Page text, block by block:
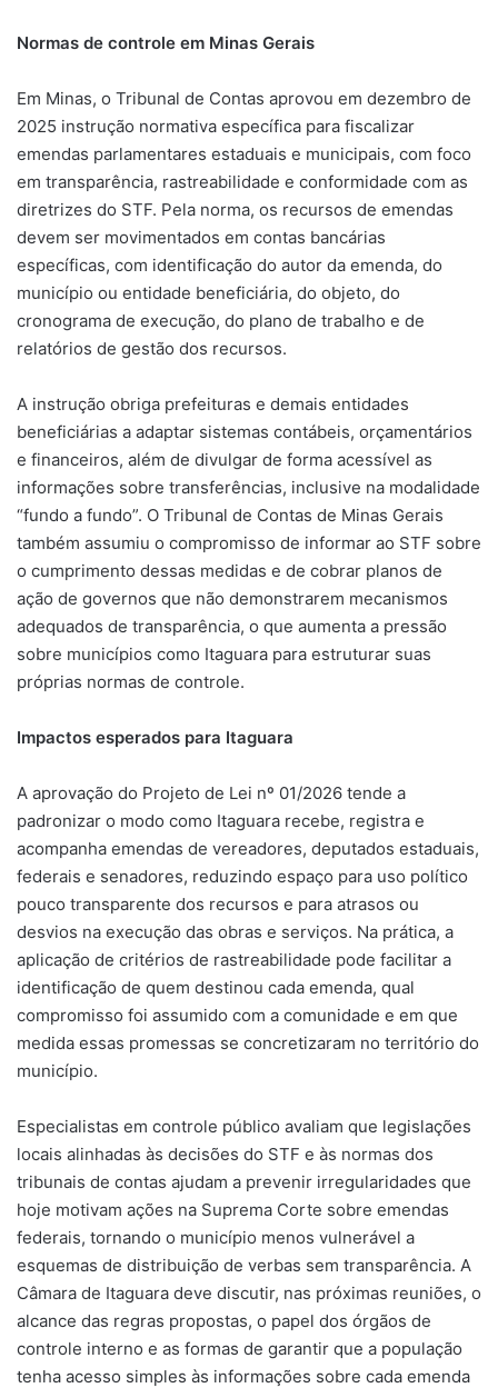
Normas de controle em Minas Gerais
Em Minas, o Tribunal de Contas aprovou em dezembro de
2025 instrução normativa específica para fiscalizar
emendas parlamentares estaduais e municipais, com foco
em transparência, rastreabilidade e conformidade com as
diretrizes do STF. Pela norma, os recursos de emendas
devem ser movimentados em contas bancárias
específicas, com identificação do autor da emenda, do
município ou entidade beneficiária, do objeto, do
cronograma de execução, do plano de trabalho e de
relatórios de gestão dos recursos.
A instrução obriga prefeituras e demais entidades
beneficiárias a adaptar sistemas contábeis, orçamentários
e financeiros, além de divulgar de forma acessível as
informações sobre transferências, inclusive na modalidade
“fundo a fundo”. O Tribunal de Contas de Minas Gerais
também assumiu o compromisso de informar ao STF sobre
o cumprimento dessas medidas e de cobrar planos de
ação de governos que não demonstrarem mecanismos
adequados de transparência, o que aumenta a pressão
sobre municípios como Itaguara para estruturar suas
próprias normas de controle.
Impactos esperados para Itaguara
A aprovação do Projeto de Lei nº 01/2026 tende a
padronizar o modo como Itaguara recebe, registra e
acompanha emendas de vereadores, deputados estaduais,
federais e senadores, reduzindo espaço para uso político
pouco transparente dos recursos e para atrasos ou
desvios na execução das obras e serviços. Na prática, a
aplicação de critérios de rastreabilidade pode facilitar a
identificação de quem destinou cada emenda, qual
compromisso foi assumido com a comunidade e em que
medida essas promessas se concretizaram no território do
município.
Especialistas em controle público avaliam que legislações
locais alinhadas às decisões do STF e às normas dos
tribunais de contas ajudam a prevenir irregularidades que
hoje motivam ações na Suprema Corte sobre emendas
federais, tornando o município menos vulnerável a
esquemas de distribuição de verbas sem transparência. A
Câmara de Itaguara deve discutir, nas próximas reuniões, o
alcance das regras propostas, o papel dos órgãos de
controle interno e as formas de garantir que a população
tenha acesso simples às informações sobre cada emenda